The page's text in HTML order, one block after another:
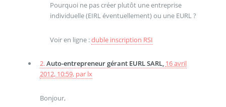
Pourquoi ne pas créer plutôt une entreprise
individuelle (EIRL éventuellement) ou une EURL ?
Voir en ligne :duble inscription RSI
2.Auto-entrepreneur gérant EURL SARL, 16 avril
2012, 10:59, par lx
Bonjour,